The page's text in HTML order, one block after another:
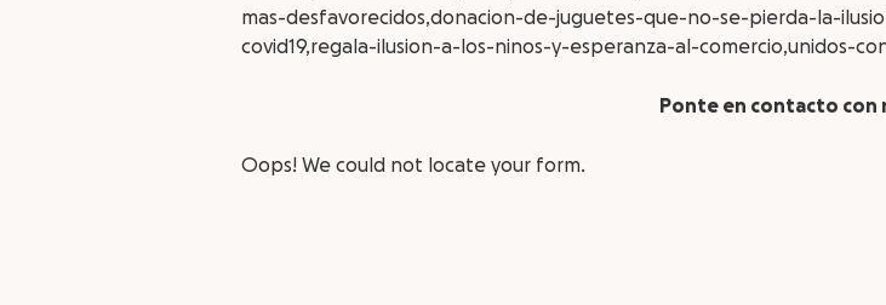
mas-desfavorecidos,donacion-de-juguetes-que-no-se-pierda-la-
covid19,regala-ilusion-a-los-ninos-y-esperanza-al-comercio,unidos-
Ponte en contacto con
Oops! We could not locate your form.